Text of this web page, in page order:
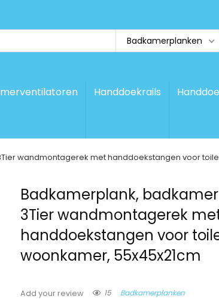
Badkamerplanken
Handdoekrails
wandmontagerek met handdoekstangen voor
Badkamerplank,
3Tier wandmontagerek
handdoekstangen voor
woonkamer, 55x45x21cm
Add your review 15 Badkamerplanken